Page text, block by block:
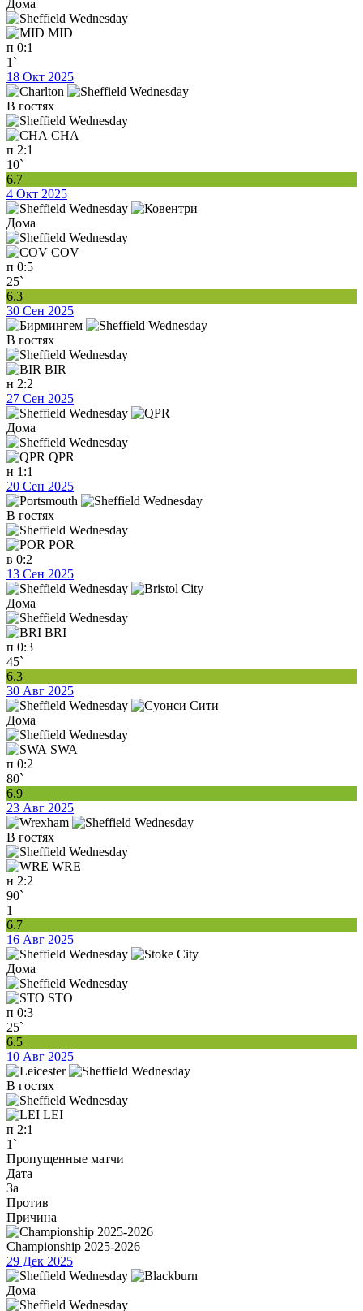
Дома
MID
п 0:1
1`
18 Окт 2025
В гостях
CHA
п 2:1
10`
6.7
4 Окт 2025
Дома
COV
п 0:5
25`
6.3
30 Сен 2025
В гостях
BIR
н 2:2
27 Сен 2025
Дома
QPR
н 1:1
20 Сен 2025
В гостях
POR
в 0:2
13 Сен 2025
Дома
BRI
п 0:3
45`
6.3
30 Авг 2025
Дома
SWA
п 0:2
80`
6.9
23 Авг 2025
В гостях
WRE
н 2:2
90`
1
6.7
16 Авг 2025
Дома
STO
п 0:3
25`
6.5
10 Авг 2025
В гостях
LEI
п 2:1
1`
Пропущенные матчи
Дата
За
Против
Причина
Championship 2025-2026
29 Дек 2025
Дома